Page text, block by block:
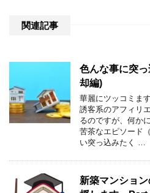
関連記事
色んな事に突
却編)
華麗にツッコミま
誘客系のアフィリ
るのですが、何か
苦茶なエピソード
い突っ込みたく …
新築マンショ